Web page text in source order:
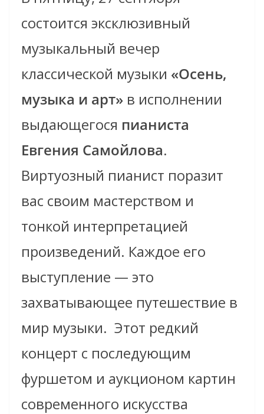
состоится эксклюзивный
музыкальный вечер
классической музыки «Осень,
музыка и арт» в исполнении
выдающегося пианиста
Евгения Самойлова.
Виртуозный пианист поразит
вас своим мастерством и
тонкой интерпретацией
произведений. Каждое его
выступление — это
захватывающее путешествие в
мир музыки. Этот редкий
концерт с последующим
фуршетом и аукционом картин
современного искусства